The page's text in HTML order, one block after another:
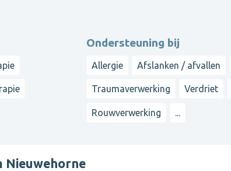
Ondersteuning bij
Allergie Afslanken / afvallen
Traumaverwerking Verdriet
Rouwverwerking
Nieuwehorne